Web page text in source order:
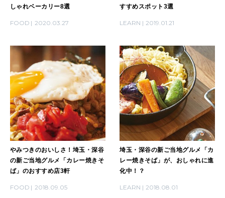
2026年3月号「スイーツ予想図 2026」
2026年2月号「良運を掴む 新・開運術。」
2026年1月号「猫がいれば、幸せ」
2025年12月号「お酒の新常識。」
FOLLOW US!
しゃれベーカリー8選
FOOD 2020.03.27
すすめスポット3選
LEARN 2019.01.21
やみつきのおいしさ！埼玉・深谷
の新ご当地グルメ「カレー焼きそ
ば」のおすすめ店3軒
FOOD 2018.09.05
埼玉・深谷の新ご当地グルメ「カ
レー焼きそば」が、おしゃれに進
化中！？
LEARN 2018.08.01